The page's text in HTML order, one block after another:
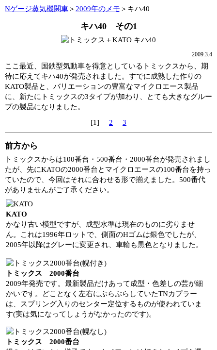
Nゲージ蒸気機関車＞ 2009年のメモ ＞キハ40
キハ40 その1
2009.3.4
ここ最近、国鉄型気動車を得意としているトミックスから、期
待に応えてキハ40が発売されました。すでに成熟した作りの
KATO製品と、バリエーションの豊富なマイクロエース製品
に、新たにトミックスの3タイプが加わり、とても大きなグルー
プの製品になりました。
[1] 2 3
前方から
トミックスからは100番台・500番台・2000番台が発売されまし
たが、先にKATOの2000番台とマイクロエースの100番台を持っ
ていたので、今回はそれに合わせる形で揃えました。500番代
がありませんがご了承ください。
KATO
かなり古い模型ですが、成型水準は現在のものに劣りませ
ん。これは1996年ロットで、側面のHゴムは銀色でしたが、
2005年以降はグレーに変更され、車輪も黒色となりました。
トミックス 2000番台
2009年発売です。最新製品だけあって成型・色差しの芸が細
かいです。どことなく左右にぶらぶらしていたTNカプラー
は、スプリング入りのセンター定位するものが使われていま
す(実は気になってしょうがなかったのです)。
トミックス 2000番台